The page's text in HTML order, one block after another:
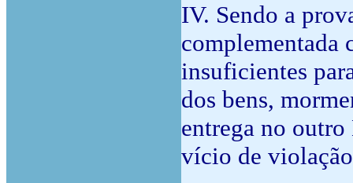
IV. Sendo a
complementada
insuficientes
dos bens,
entrega no
vício de